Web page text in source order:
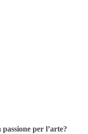
per l’arte?